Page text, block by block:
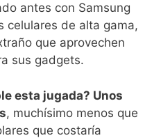
antes con Samsung
celulares de alta gama,
que aprovechen
sus gadgets.
esta jugada? Unos
, muchísimo menos que
que costaría